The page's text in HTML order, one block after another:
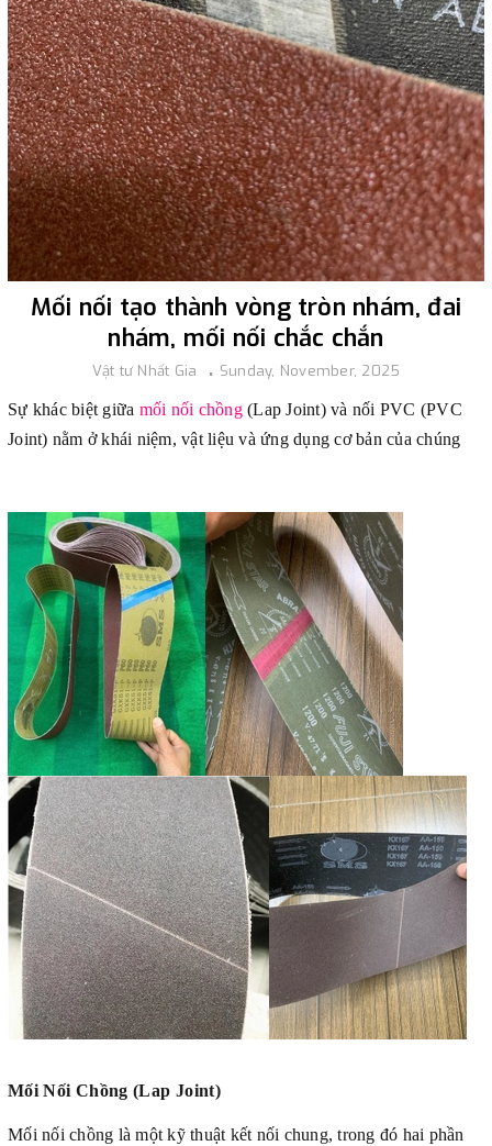
Mối nối tạo thành vòng tròn nhám, đai
nhám, mối nối chắc chắn
Vật tư Nhất Gia Sunday, November, 2025
Sự khác biệt giữa mối nối chồng(Lap Joint) và nối PVC (PVC
Joint) nằm ở khái niệm, vật liệu và ứng dụng cơ bản của chúng
Mối Nối Chồng (Lap Joint)
Mối nối chồng là một kỹ thuật kết nối chung, trong đó hai phần